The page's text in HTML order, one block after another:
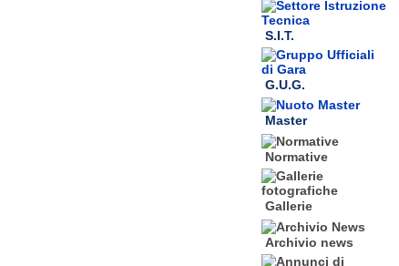
S.I.T.
G.U.G.
Master
Normative
Gallerie
Archivio news